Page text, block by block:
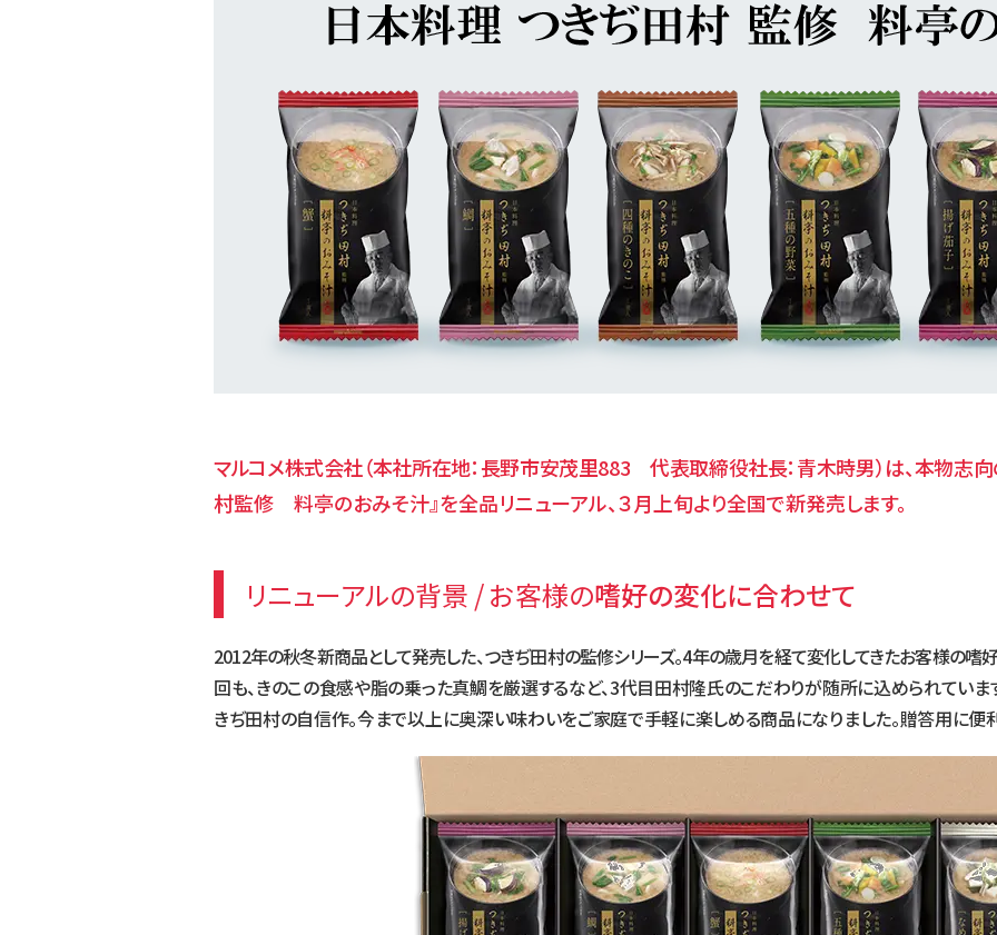
マルコメ株式会社（本社所在地：長野市安茂里883 代表取締役社長：青木時男）は、本物志向
村監修 料亭のおみそ汁』を全品リニューアル、３月上旬より全国で新発売します。
リニューアルの背景 / お客様の嗜好の変化に合わせて
2012年の秋冬新商品として発売した、つきぢ田村の監修シリーズ。4年の歳月を経て変化してきたお客様の嗜
回も、きのこの食感や脂の乗った真鯛を厳選するなど、3代目田村隆氏のこだわりが随所に込められています
きぢ田村の自信作。今まで以上に奥深い味わいをご家庭で手軽に楽しめる商品になりました。贈答用に便